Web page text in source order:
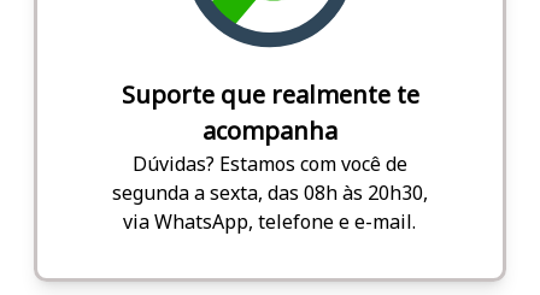
Suporte que realmente te
acompanha
Dúvidas? Estamos com você de
segunda a sexta, das 08h às 20h30,
via WhatsApp, telefone e e-mail.